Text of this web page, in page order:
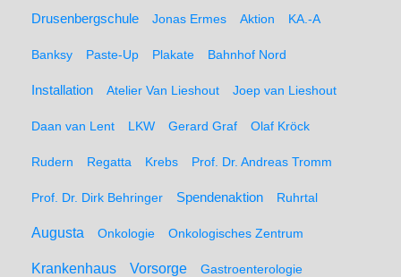
Drusenbergschule Jonas Ermes Aktion KA.-A
Banksy Paste-Up Plakate Bahnhof Nord
Installation Atelier Van Lieshout Joep van Lieshout
Daan van Lent LKW Gerard Graf Olaf Kröck
Rudern Regatta Krebs Prof. Dr. Andreas Tromm
Prof. Dr. Dirk Behringer Spendenaktion Ruhrtal
Augusta Onkologie Onkologisches Zentrum
Krankenhaus Vorsorge Gastroenterologie